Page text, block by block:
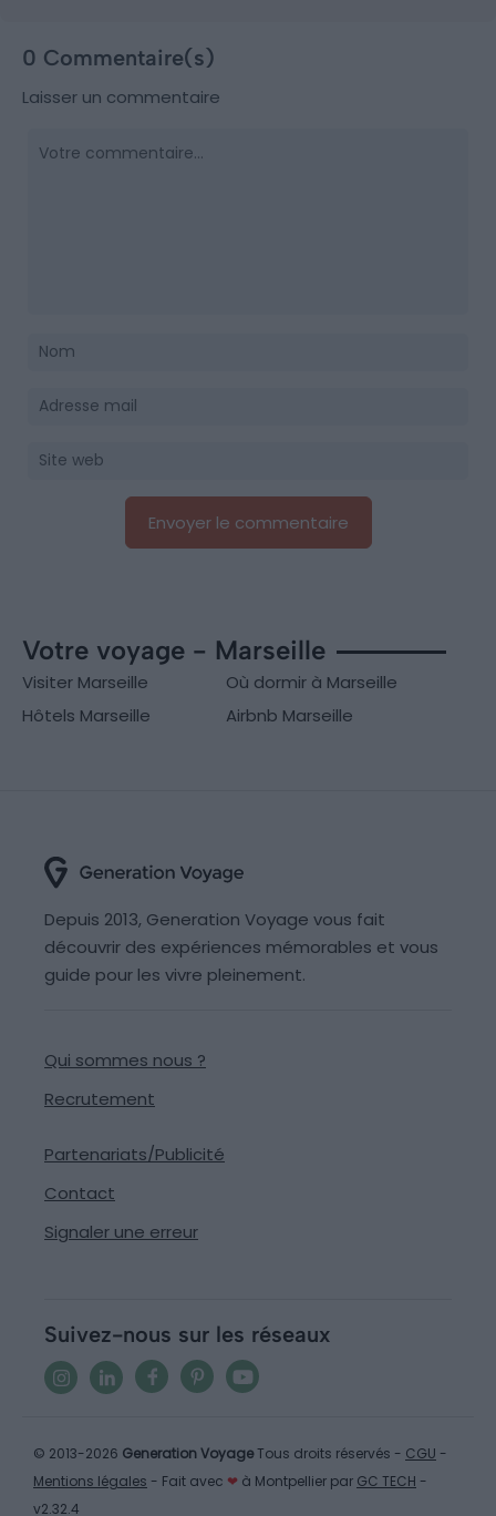
0 Commentaire(s)
Laisser un commentaire
Votre voyage - Marseille
Visiter Marseille
Où dormir à Marseille
Hôtels Marseille
Airbnb Marseille
Depuis 2013, Generation Voyage vous fait
découvrir des expériences mémorables et vous
guide pour les vivre pleinement.
Qui sommes nous ?
Recrutement
Partenariats/Publicité
Contact
Signaler une erreur
Suivez-nous sur les réseaux
© 2013-2026 Generation VoyageTous droits réservés - CGU -
Mentions légales - Fait avec ❤ à Montpellier par GC TECH -
v2.32.4